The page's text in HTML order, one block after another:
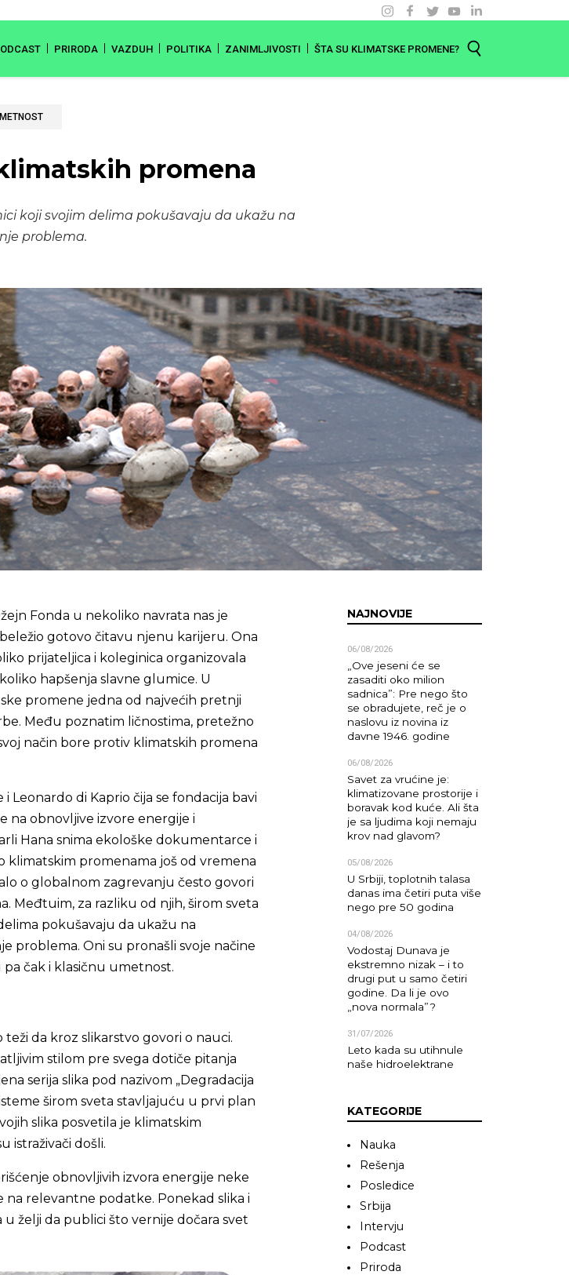
PRIRODA VAZDUH POLITIKA ZANIMLJIVOSTI ŠTA SU KLIMATSKE PROMENE?
promena
koji svojim delima pokušavaju da ukažu na
problema.
Fonda u nekoliko navrata nas je
gotovo čitavu njenu karijeru. Ona
prijateljica i koleginica organizovala
hapšenja slavne glumice. U
promene jedna od najvećih pretnji
Među poznatim ličnostima, pretežno
način bore protiv klimatskih promena
di Kaprio čija se fondacija bavi
na obnovljive izvore energije i
Hana snima ekološke dokumentarce i
promenama još od vremena
o globalnom zagrevanju često govori
Međtuim, za razliku od njih, širom sveta
pokušavaju da ukažu na
problema. Oni su pronašli svoje načine
čak i klasičnu umetnost.
da kroz slikarstvo govori o nauci.
stilom pre svega dotiče pitanja
serija slika pod nazivom „Degradacija
širom sveta stavljajuću u prvi plan
slika posvetila je klimatskim
istraživači došli.
obnovljivih izvora energije neke
na relevantne podatke. Ponekad slika i
želji da publici što vernije dočara svet
NAJNOVIJE
06/08/2026
„Ove jeseni će se
zasaditi oko milion
sadnica”: Pre nego što
se obradujete, reč je o
naslovu iz novina iz
davne 1946. godine
06/08/2026
Savet za vrućine je:
klimatizovane prostorije i
boravak kod kuće. Ali šta
je sa ljudima koji nemaju
krov nad glavom?
05/08/2026
U Srbiji, toplotnih talasa
danas ima četiri puta više
nego pre 50 godina
04/08/2026
Vodostaj Dunava je
ekstremno nizak – i to
drugi put u samo četiri
godine. Da li je ovo
„nova normala”?
31/07/2026
Leto kada su utihnule
naše hidroelektrane
KATEGORIJE
Nauka
Rešenja
Posledice
Srbija
Intervju
Podcast
Priroda